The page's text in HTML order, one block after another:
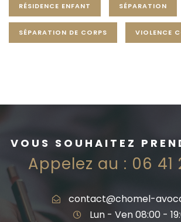
RÉSIDENCE ENFANT SÉPARATION
SÉPARATION DE CORPS VIOLENCE
VOUS SOUHAITEZ
Appelez au : 06 41
contact@chomel-
Lun - Ven 08:00 -